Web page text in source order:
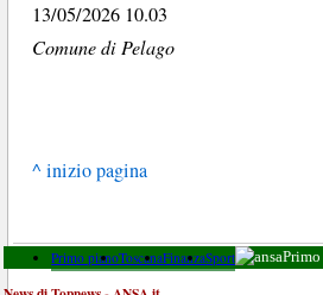
13/05/2026 10.03
Comune di Pelago
^ inizio pagina
Primo pianoToscanaFinanzaSport Primo